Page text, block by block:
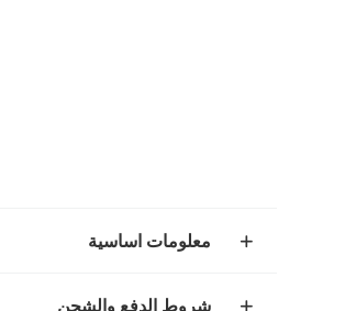
معلومات اساسية
شروط الدفع والشحن